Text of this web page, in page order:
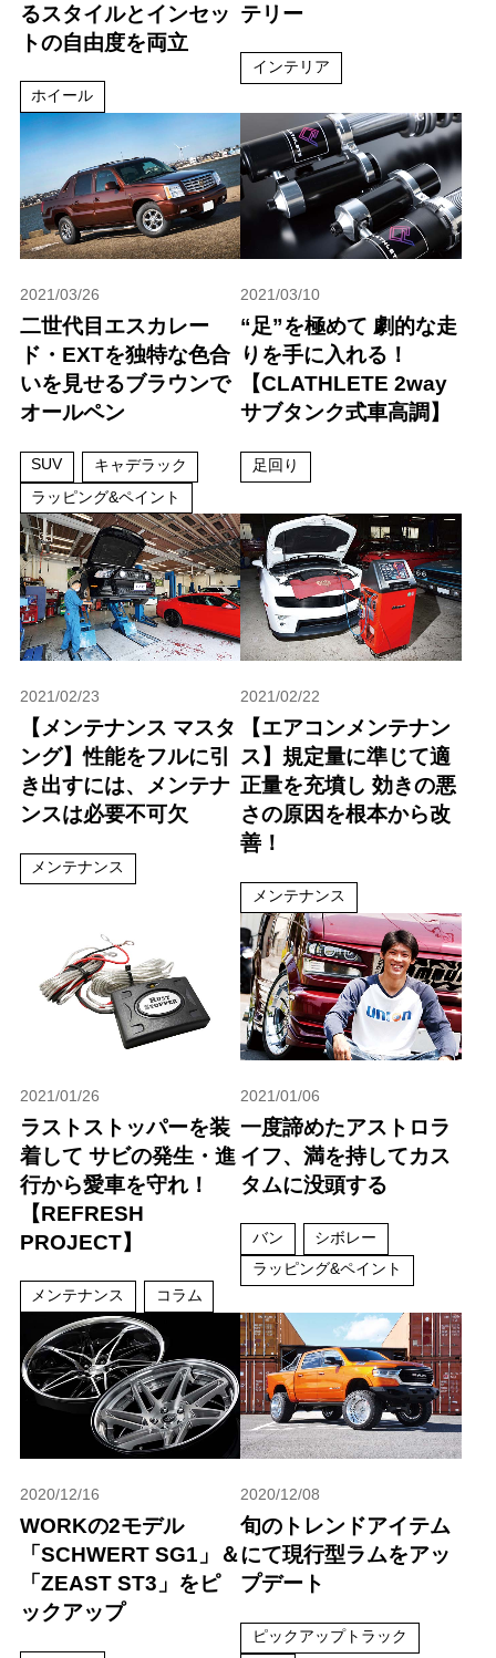
るスタイルとインセッ
トの自由度を両立
ホイール
テリー
インテリア
2021/03/26
二世代目エスカレー
ド・EXTを独特な色合
いを見せるブラウンで
オールペン
SUV
キャデラック
ラッピング&ペイント
2021/03/10
“足”を極めて 劇的な走
りを手に入れる！
【CLATHLETE 2way
サブタンク式車高調】
足回り
2021/02/23
【メンテナンス マスタ
ング】性能をフルに引
き出すには、メンテナ
ンスは必要不可欠
メンテナンス
2021/02/22
【エアコンメンテナン
ス】規定量に準じて適
正量を充墳し 効きの悪
さの原因を根本から改
善！
メンテナンス
2021/01/26
ラストストッパーを装
着して サビの発生・進
行から愛車を守れ！
【REFRESH
PROJECT】
メンテナンス コラム
2021/01/06
一度諦めたアストロラ
イフ、満を持してカス
タムに没頭する
バン
シボレー
ラッピング&ペイント
2020/12/16
WORKの2モデル
「SCHWERT SG1」＆
「ZEAST ST3」をピ
ックアップ
2020/12/08
旬のトレンドアイテム
にて現行型ラムをアッ
プデート
ピックアップトラック